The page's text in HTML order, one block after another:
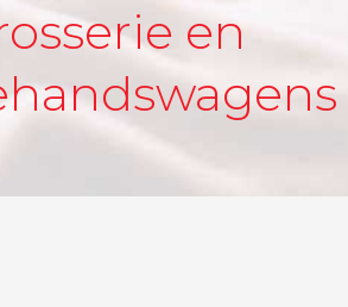
en